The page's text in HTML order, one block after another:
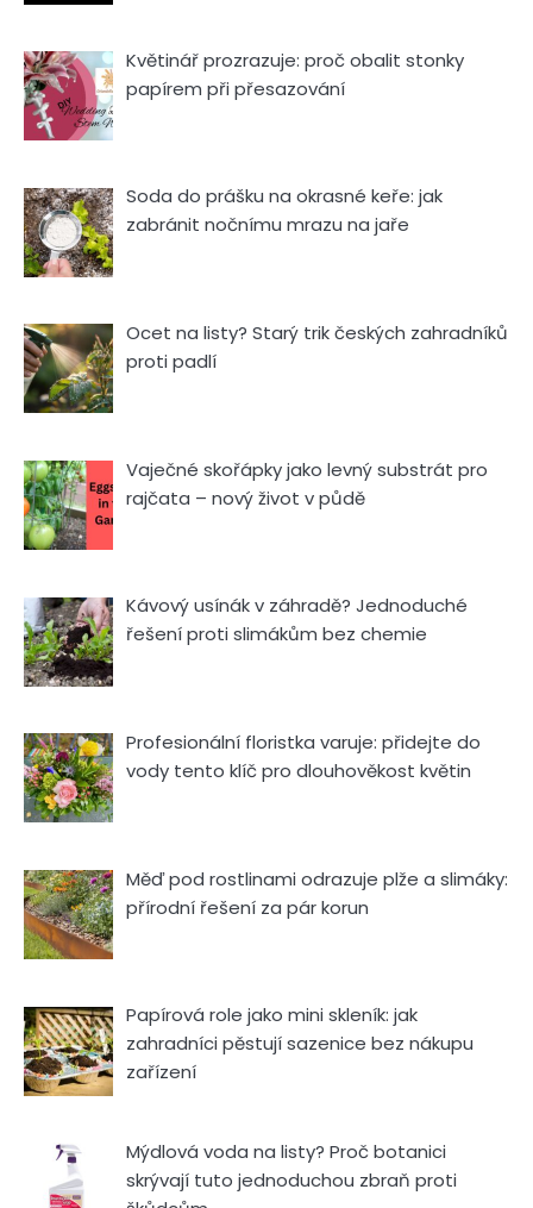
Květinář prozrazuje: proč obalit stonky
papírem při přesazování
Soda do prášku na okrasné keře: jak
zabránit nočnímu mrazu na jaře
Ocet na listy? Starý trik českých zahradníků
proti padlí
Vaječné skořápky jako levný substrát pro
rajčata – nový život v půdě
Kávový usínák v záhradě? Jednoduché
řešení proti slimákům bez chemie
Profesionální floristka varuje: přidejte do
vody tento klíč pro dlouhověkost květin
Měď pod rostlinami odrazuje plže a slimáky:
přírodní řešení za pár korun
Papírová role jako mini skleník: jak
zahradníci pěstují sazenice bez nákupu
zařízení
Mýdlová voda na listy? Proč botanici
skrývají tuto jednoduchou zbraň proti